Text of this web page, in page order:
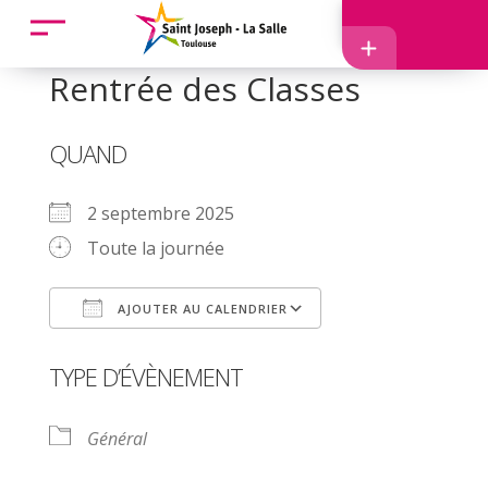
Accueil
Rentrée des Classes
QUAND
2 septembre 2025
Toute la journée
AJOUTER AU CALENDRIER
TYPE D’ÉVÈNEMENT
Général